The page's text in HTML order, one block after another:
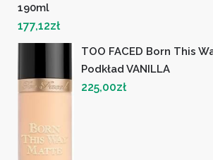
190ml
177,12zł
TOO FACED Born This
Podkład VANILLA
225,00zł